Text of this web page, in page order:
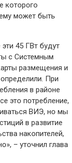
которого
может быть
45 ГВт будут
с Системным
размещения и
При
в районе
это потребление,
ВИЭ, но мы
в развитие
накопителей,
– уточнил глава